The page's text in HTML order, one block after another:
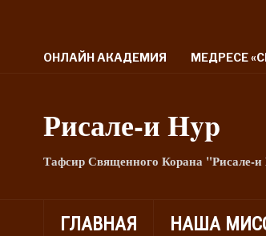
ОНЛАЙН АКАДЕМИЯ МЕДРЕСЕ
Рисале-и Hyp
Тафсир Священного Корана "Рисале-
ГЛАВНАЯ НАША